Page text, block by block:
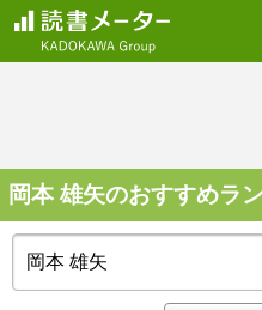
岡本 雄矢のおすすめラ